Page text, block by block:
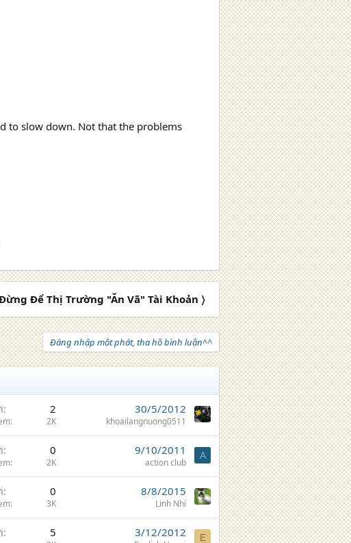
to slow down. Not that the problems
Để Thị Trường "Ăn Vã" Tài Khoản 〉
Đăng nhập một phát, tha hồ bình luận^^
2
2K
30/5/2012
khoailangnuong0511
0
2K
9/10/2011
action club
A
0
3K
8/8/2015
Linh Nhi
5 3/12/2012 E